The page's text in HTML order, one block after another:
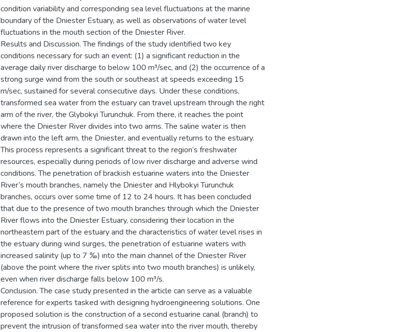
condition variability and corresponding sea level fluctuations at the marine
boundary of the Dniester Estuary, as well as observations of water level
fluctuations in the mouth section of the Dniester River.
Results and Discussion. The findings of the study identified two key
conditions necessary for such an event: (1) a significant reduction in the
average daily river discharge to below 100 m³/sec, and (2) the occurrence of a
strong surge wind from the south or southeast at speeds exceeding 15
m/sec, sustained for several consecutive days. Under these conditions,
transformed sea water from the estuary can travel upstream through the right
arm of the river, the Glybokyi Turunchuk. From there, it reaches the point
where the Dniester River divides into two arms. The saline water is then
drawn into the left arm, the Dniester, and eventually returns to the estuary.
This process represents a significant threat to the region’s freshwater
resources, especially during periods of low river discharge and adverse wind
conditions. The penetration of brackish estuarine waters into the Dniester
River’s mouth branches, namely the Dniester and Hlybokyi Turunchuk
branches, occurs over some time of 12 to 24 hours. It has been concluded
that due to the presence of two mouth branches through which the Dniester
River flows into the Dniester Estuary, considering their location in the
northeastern part of the estuary and the characteristics of water level rises in
the estuary during wind surges, the penetration of estuarine waters with
increased salinity (up to 7 ‰) into the main channel of the Dniester River
(above the point where the river splits into two mouth branches) is unlikely,
even when river discharge falls below 100 m³/s.
Conclusion. The case study presented in the article can serve as a valuable
reference for experts tasked with designing hydroengineering solutions. One
proposed solution is the construction of a second estuarine canal (branch) to
prevent the intrusion of transformed sea water into the river mouth, thereby